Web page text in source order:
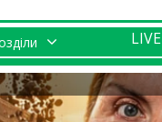
LIVE